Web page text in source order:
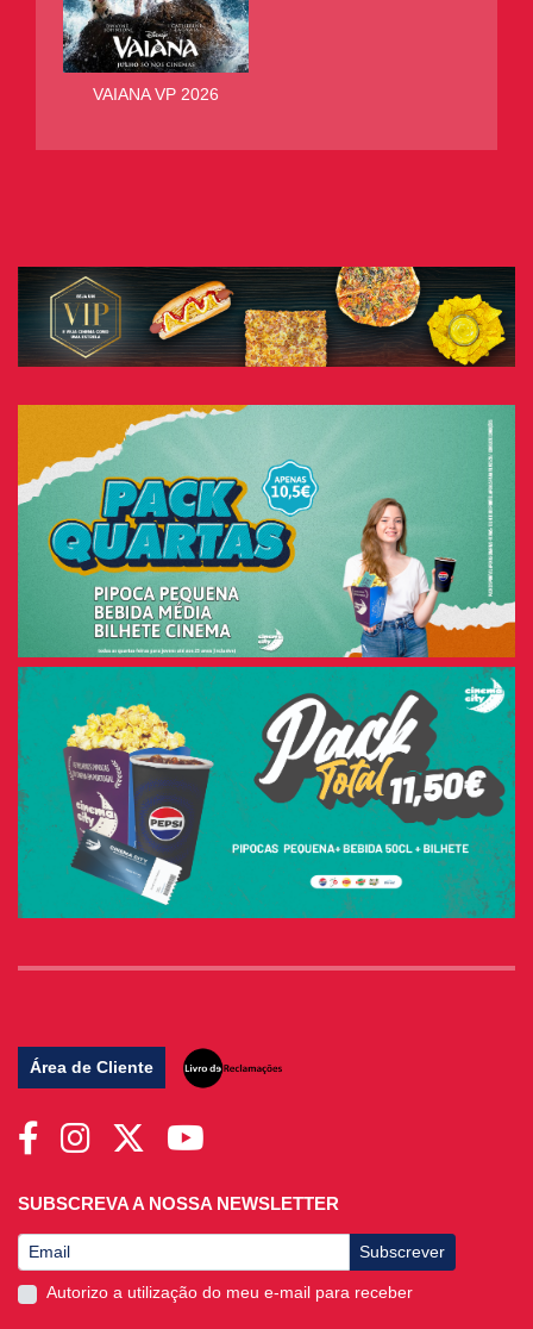
VAIANA VP 2026
Área de Cliente
SUBSCREVA A NOSSA NEWSLETTER
Subscrever
Autorizo a utilização do meu e-mail para receber